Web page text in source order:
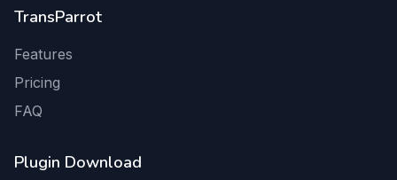
TransParrot
Features
Pricing
FAQ
Plugin Download